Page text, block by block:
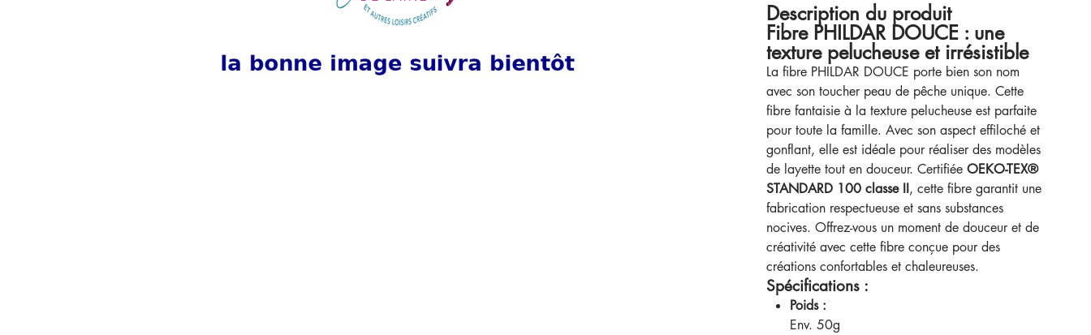
Description du produit
Fibre PHILDAR DOUCE : une
texture pelucheuse et irrésistible
La fibre PHILDAR DOUCE porte bien son nom
avec son toucher peau de pêche unique. Cette
fibre fantaisie à la texture pelucheuse est parfaite
pour toute la famille. Avec son aspect effiloché et
gonflant, elle est idéale pour réaliser des modèles
de layette tout en douceur. Certifiée OEKO-TEX®
STANDARD 100 classe II, cette fibre garantit une
fabrication respectueuse et sans substances
nocives. Offrez-vous un moment de douceur et de
créativité avec cette fibre conçue pour des
créations confortables et chaleureuses.
Spécifications :
Poids :
Env. 50g